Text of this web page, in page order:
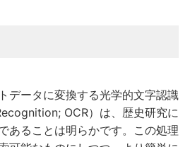
データに変換する光学的文字認識
OCR）は、歴史研究に
あることは明らかです。この処理